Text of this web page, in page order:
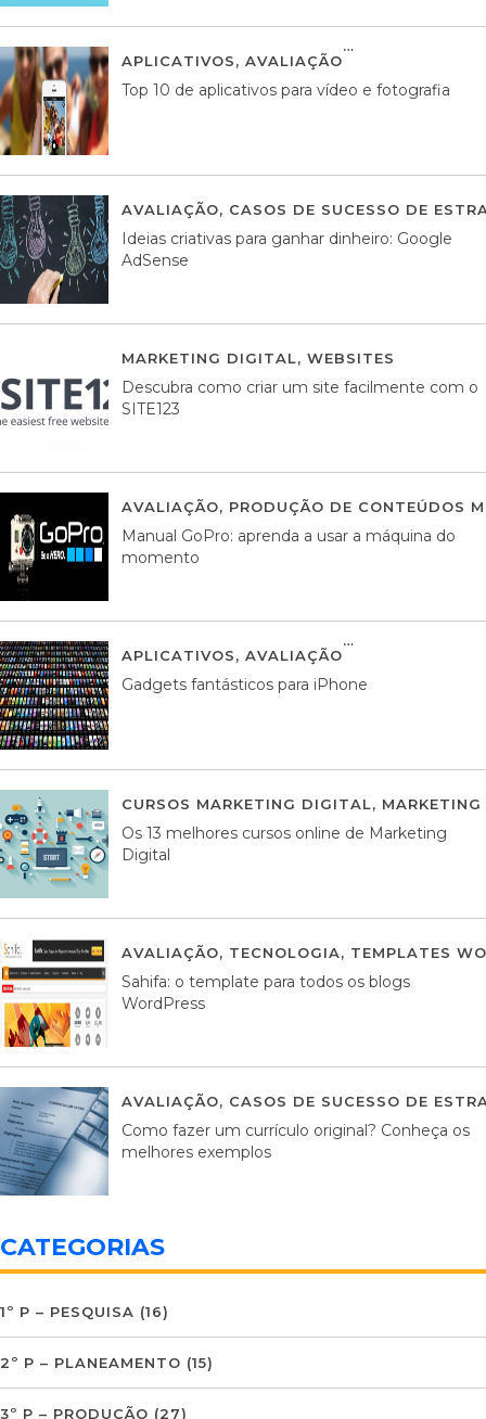
APLICATIVOS, AVALIAÇÃO
Top 10 de aplicativos para vídeo e fotografia
AVALIAÇÃO, CASOS DE SUCESSO DE
Ideias criativas para ganhar dinheiro: Google
AdSense
MARKETING DIGITAL, WEBSITES
Descubra como criar um site facilmente com o
SITE123
AVALIAÇÃO, PRODUÇÃO DE CONTEÚDOS
Manual GoPro: aprenda a usar a máquina do
momento
APLICATIVOS, AVALIAÇÃO
Gadgets fantásticos para iPhone
CURSOS MARKETING DIGITAL,
Os 13 melhores cursos online de Marketing
Digital
AVALIAÇÃO, TECNOLOGIA, TEMPLATES
Sahifa: o template para todos os blogs
WordPress
AVALIAÇÃO, CASOS DE SUCESSO DE
Como fazer um currículo original? Conheça os
melhores exemplos
CATEGORIAS
1º P – PESQUISA (16)
2º P – PLANEAMENTO (15)
3º P – PRODUÇÃO (27)